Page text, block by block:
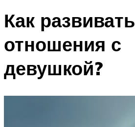
Как развивать
отношения с
девушкой?